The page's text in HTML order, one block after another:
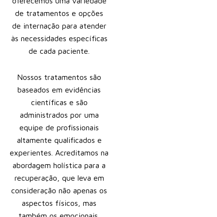
de tratamentos e opções
de internação para atender
às necessidades específicas
de cada paciente.
Nossos tratamentos são
baseados em evidências
científicas e são
administrados por uma
equipe de profissionais
altamente qualificados e
experientes. Acreditamos na
abordagem holística para a
recuperação, que leva em
consideração não apenas os
aspectos físicos, mas